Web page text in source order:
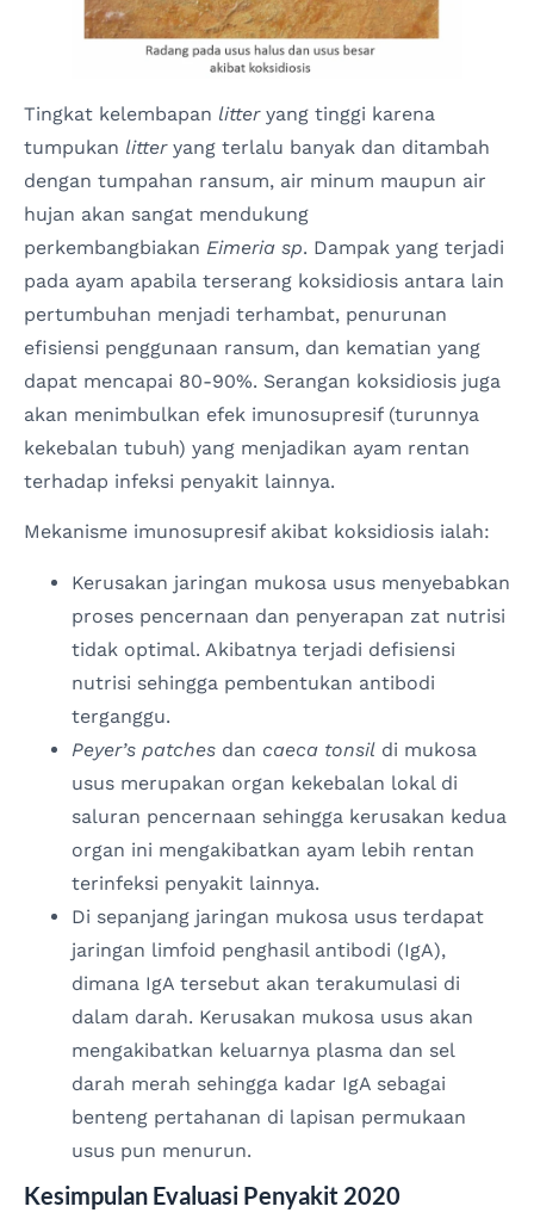
Tingkat kelembapan litteryang tinggi karena
tumpukan litteryang terlalu banyak dan ditambah
dengan tumpahan ransum, air minum maupun air
hujan akan sangat mendukung
perkembangbiakan Eimeria sp. Dampak yang terjadi
pada ayam apabila terserang koksidiosis antara lain
pertumbuhan menjadi terhambat, penurunan
efisiensi penggunaan ransum, dan kematian yang
dapat mencapai 80-90%. Serangan koksidiosis juga
akan menimbulkan efek imunosupresif (turunnya
kekebalan tubuh) yang menjadikan ayam rentan
terhadap infeksi penyakit lainnya.
Mekanisme imunosupresif akibat koksidiosis ialah:
Kerusakan jaringan mukosa usus menyebabkan
proses pencernaan dan penyerapan zat nutrisi
tidak optimal. Akibatnya terjadi defisiensi
nutrisi sehingga pembentukan antibodi
terganggu.
Peyer’s patches dan caeca tonsil di mukosa
usus merupakan organ kekebalan lokal di
saluran pencernaan sehingga kerusakan kedua
organ ini mengakibatkan ayam lebih rentan
terinfeksi penyakit lainnya.
Di sepanjang jaringan mukosa usus terdapat
jaringan limfoid penghasil antibodi (IgA),
dimana IgA tersebut akan terakumulasi di
dalam darah. Kerusakan mukosa usus akan
mengakibatkan keluarnya plasma dan sel
darah merah sehingga kadar IgA sebagai
benteng pertahanan di lapisan permukaan
usus pun menurun.
Kesimpulan Evaluasi Penyakit 2020